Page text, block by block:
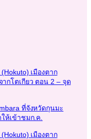
เมืองตาก
กโตเกียว ตอน 2 – จุด
ที่จังหวัดกุนมะ
ให้เข้าชมก.ค.
เมืองตาก